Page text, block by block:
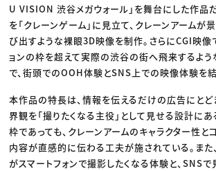
U VISION 渋谷メガウォール」を舞台にした作品
を「クレーンゲーム」に見立て、クレーンアームが
び出すような裸眼3D映像を制作。さらにCGI映像
ョンの枠を超えて実際の渋谷の街へ飛来するよう
で、街頭でのOOH体験とSNS上での映像体験を結
本作品の特長は、情報を伝えるだけの広告にとど
界観を「撮りたくなる主役」として見せる設計に
枠であっても、クレーンアームのキャラクター性と
内容が直感的に伝わる工夫が施されている。また
がスマートフォンで撮影したくなる体験と、SNS